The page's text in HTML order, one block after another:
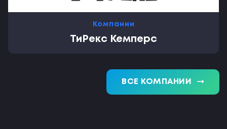
Компании
ТиРекс Кемперс
ВСЕ КОМПАНИИ trending_flat